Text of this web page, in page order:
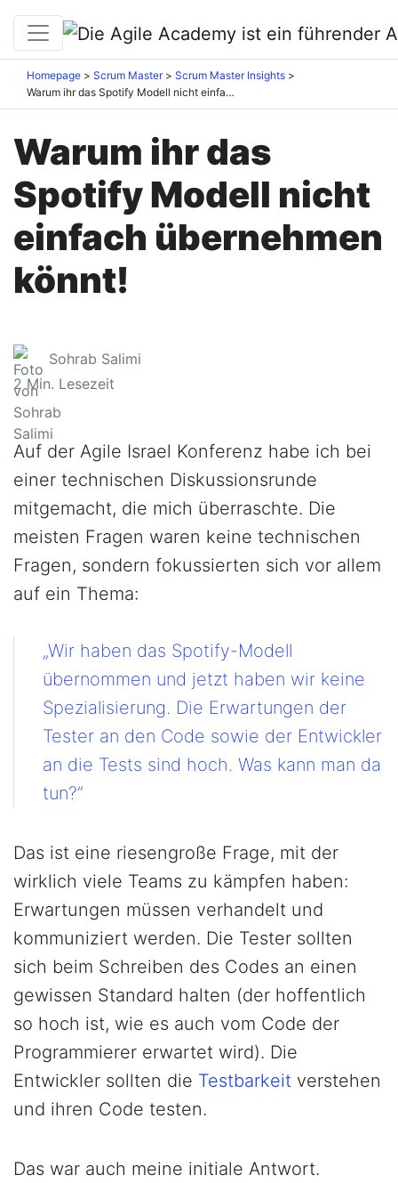
Homepage Scrum Master
Scrum Master Insights
Warum ihr das Spotify Modell nicht einfach übernehmen könnt!
Warum ihr das
Spotify Modell nicht
einfach übernehmen
könnt!
Sohrab Salimi
2Min. Lesezeit
Auf der Agile Israel Konferenz habe ich bei
einer technischen Diskussionsrunde
mitgemacht, die mich überraschte. Die
meisten Fragen waren keine technischen
Fragen, sondern fokussierten sich vor allem
auf ein Thema:
„Wir haben das Spotify-Modell
übernommen und jetzt haben wir keine
Spezialisierung. Die Erwartungen der
Tester an den Code sowie der Entwickler
an die Tests sind hoch. Was kann man da
tun?”
Das ist eine riesengroße Frage, mit der
wirklich viele Teams zu kämpfen haben:
Erwartungen müssen verhandelt und
kommuniziert werden. Die Tester sollten
sich beim Schreiben des Codes an einen
gewissen Standard halten (der hoffentlich
so hoch ist, wie es auch vom Code der
Programmierer erwartet wird). Die
Entwickler sollten die Testbarkeit verstehen
und ihren Code testen.
Das war auch meine initiale Antwort.